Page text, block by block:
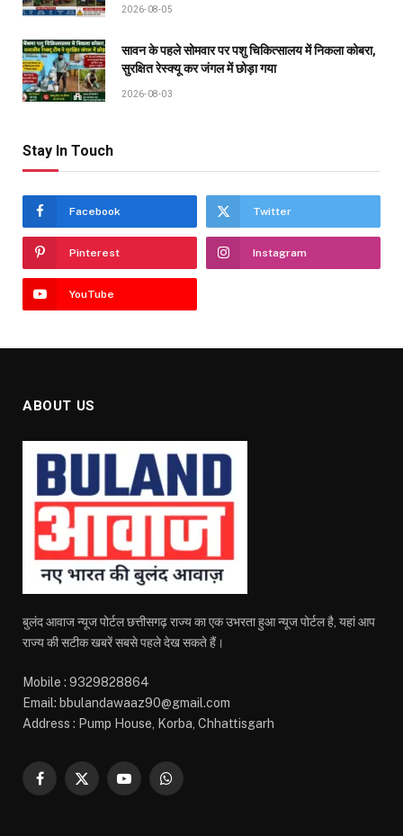
2026-08-05
सावन के पहले सोमवार पर पशु चिकित्सालय में निकला कोबरा,
सुरक्षित रेस्क्यू कर जंगल में छोड़ा गया
2026-08-03
Stay In Touch
Facebook Twitter
Pinterest Instagram
YouTube
ABOUT US
बुलंद आवाज न्यूज पोर्टल छत्तीसगढ़ राज्य का एक उभरता हुआ न्यूज पोर्टल है, यहां आप
राज्य की सटीक खबरें सबसे पहले देख सकते हैं।
Mobile : 9329828864
Email: bbulandawaaz90@gmail.com
Address : Pump House, Korba, Chhattisgarh
Facebook
X
YouTubeWhatsApp